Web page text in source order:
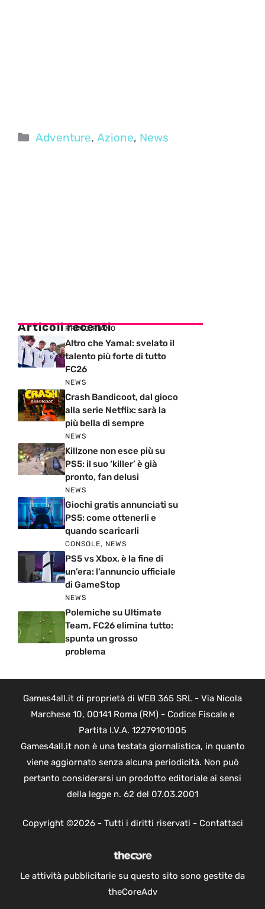
Categorie
Adventure,Azione, News
Articoli recenti
PRIMO PIANO
Altro che Yamal: svelato il
talento più forte di tutto
FC26
NEWS
Crash Bandicoot, dal gioco
alla serie Netflix: sarà la
più bella di sempre
NEWS
Killzone non esce più su
PS5: il suo ‘killer’ è già
pronto, fan delusi
NEWS
Giochi gratis annunciati su
PS5: come ottenerli e
quando scaricarli
CONSOLE, NEWS
PS5 vs Xbox, è la fine di
un’era: l’annuncio ufficiale
di GameStop
NEWS
Polemiche su Ultimate
Team, FC26 elimina tutto:
spunta un grosso
problema
Games4all.it di proprietà di WEB 365 SRL - Via Nicola
Marchese 10, 00141 Roma (RM) - Codice Fiscale e
Partita I.V.A. 12279101005
Games4all.it non è una testata giornalistica, in quanto
viene aggiornato senza alcuna periodicità. Non può
pertanto considerarsi un prodotto editoriale ai sensi
della legge n. 62 del 07.03.2001
Copyright ©2026 - Tutti i diritti riservati - Contattaci
Le attività pubblicitarie su questo sito sono gestite da
theCoreAdv